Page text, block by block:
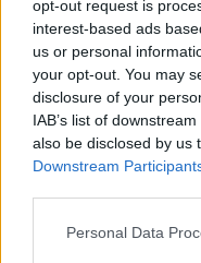
opt-out request is
interest-based ads
us or personal
your opt-out. You may
disclosure of your
IAB’s list of
also be disclosed by us
Downstream
Please note that this
Personal Data
Tóth Endre, aki 1939-
forgatott, ezt a
bemutatót már nem
távozott az országból,
jogán szeretett volna
azoknak a
miatt kiszorultak a
igazságot kereste,